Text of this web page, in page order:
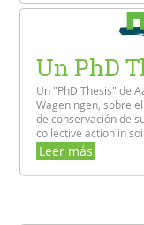
Un PhD
Un "PhD Thesis" de
Wageningen, sobre
de conservación de
collective action in
Leer más